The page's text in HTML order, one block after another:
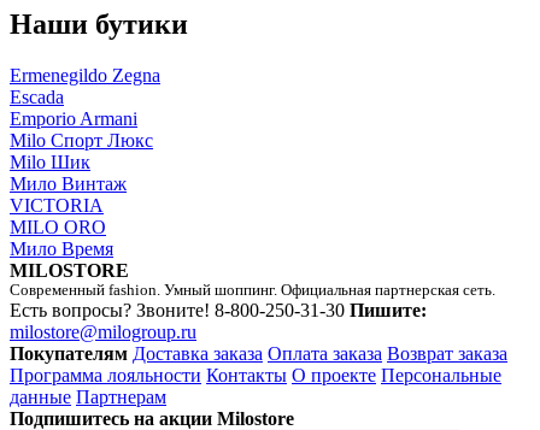
Наши бутики
Ermenegildo Zegna
Escada
Emporio Armani
Milo Спорт Люкс
Milo Шик
Мило Винтаж
VICTORIA
MILO ORO
Мило Время
MILOSTORE
Современный fashion. Умный шоппинг. Официальная партнерская сеть.
Есть вопросы? Звоните! 8-800-250-31-30 Пишите:
milostore@milogroup.ru
Покупателям Доставка заказа Оплата заказа Возврат заказа
Программа лояльности Контакты О проекте Персональные
данные Партнерам
Подпишитесь на акции Milostore